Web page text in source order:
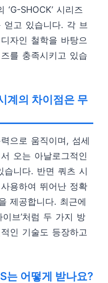
‘G-SHOCK’ 시리즈
얻고 있습니다. 각 브
자인 철학을 바탕으
를 충족시키고 있습
계의 차이점은 무
으로 움직이며, 섬세
오는 아날로그적인
습니다. 반면 쿼츠 시
용하여 뛰어난 정확
제공합니다. 최근에
브’처럼 두 가지 방
인 기술도 등장하고
는 어떻게 받나요?